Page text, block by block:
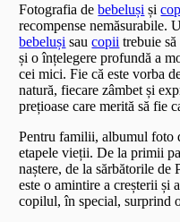
Fotografia debebeluși și
recompense nemăsurabile.
bebeluși saucopii trebuie
și o înțelegere profundă a
cei mici. Fie că este vorba
natură, fiecare zâmbet și
prețioase care merită să fie
Pentru familii, albumul foto
etapele vieții. De la primii
naștere, de la sărbătorile de
este o amintire a creșterii și
copilul, în special, surprind